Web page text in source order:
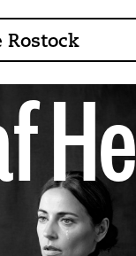
Rostock
Projekte
fHe